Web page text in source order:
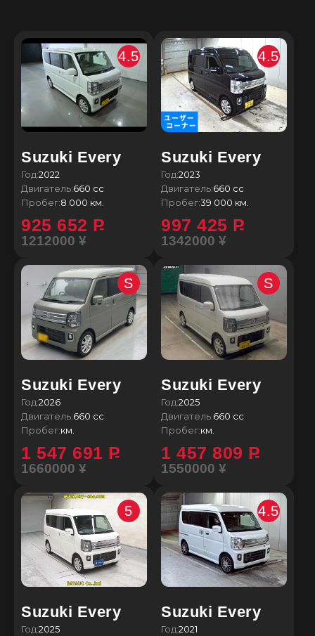
Suzuki Every
4.5
Год:2022
Двигатель:660 сс
Пробег:8 000 км.
925 652 P
1212000 ¥
Suzuki Every
4.5
Год:2023
Двигатель:660 сс
Пробег:39 000 км.
997 425 P
1342000 ¥
Suzuki Every
S
Год:2026
Двигатель:660 сс
Пробег:км.
1 547 691 P
1660000 ¥
Suzuki Every
S
Год:2025
Двигатель:660 сс
Пробег:км.
1 457 809 P
1550000 ¥
Suzuki Every
5
Год:2025
Suzuki Every
4.5
Год:2021